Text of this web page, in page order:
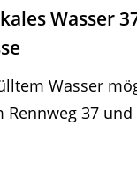
Wasser
Wasser
37